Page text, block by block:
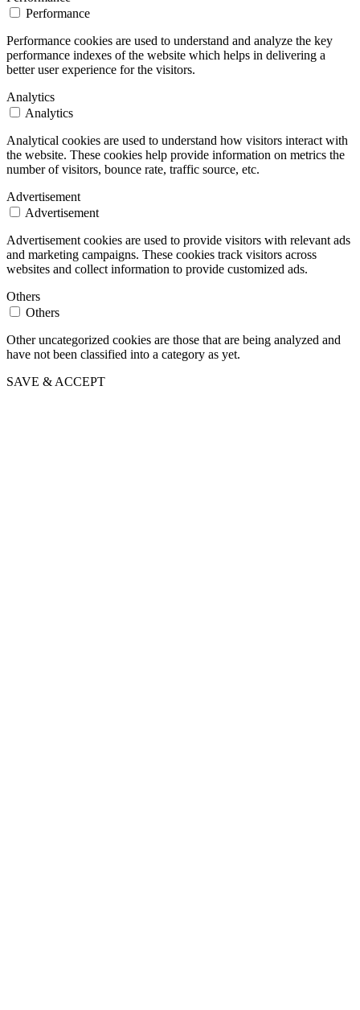
Performance
Performance cookies are used to understand and analyze the key
performance indexes of the website which helps in delivering a
better user experience for the visitors.
Analytics
Analytics
Analytical cookies are used to understand how visitors interact with
the website. These cookies help provide information on metrics the
number of visitors, bounce rate, traffic source, etc.
Advertisement
Advertisement
Advertisement cookies are used to provide visitors with relevant ads
and marketing campaigns. These cookies track visitors across
websites and collect information to provide customized ads.
Others
Others
Other uncategorized cookies are those that are being analyzed and
have not been classified into a category as yet.
SAVE & ACCEPT